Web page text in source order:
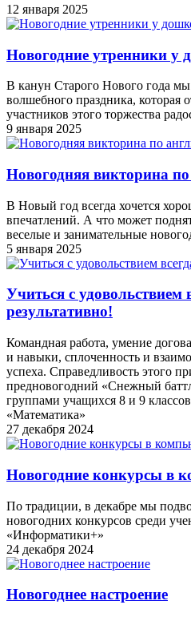
12 января 2025
Новогодние утренники у
В канун Старого Нового года
волшебного праздника, которая
участников этого торжества
9 января 2025
Новогодняя викторина
В Новый год всегда хочется
впечатлений. А что может
веселые и занимательные
5 января 2025
Учиться с удовольствием
результативно!
Командная работа, умение
и навыки, сплоченность и
успеха. Справедливость этого
предновогодний «Снежный
группами учащихся 8 и 9
«Математика»
27 декабря 2024
Новогодние конкурсы в
По традиции, в декабре мы
новогодних конкурсов среди
«Информатики+»
24 декабря 2024
Новогоднее настроение